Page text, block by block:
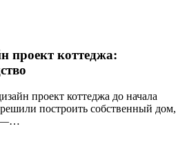
проект коттеджа:
проект коттеджа до начала
построить собственный дом,
—…